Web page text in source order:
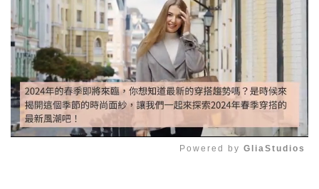
Powered by GliaStudios